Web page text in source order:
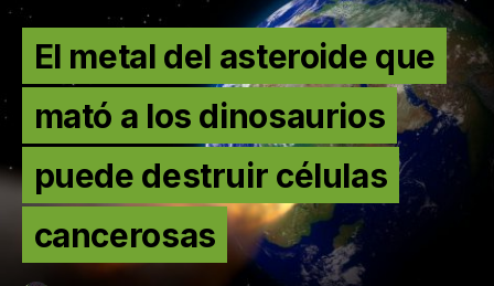
El metal del asteroide que
mató a los dinosaurios
puede destruir células
cancerosas